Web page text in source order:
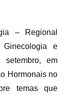
– Regional
e
em
Hormonais no
temas que